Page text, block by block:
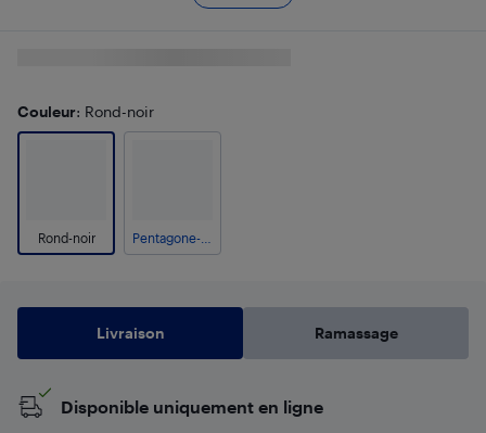
Couleur: Rond-noir
Rond-noir
Livraison Ramassage
Disponible uniquement en ligne